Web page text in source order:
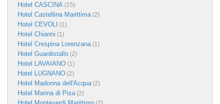
Hotel CASCINA (15)
Hotel Castellina Marittima (2)
Hotel CEVOLI (1)
Hotel Chianni (1)
Hotel Crespina Lorenzana (1)
Hotel Guardistallo (2)
Hotel LAVAIANO (1)
Hotel LUGNANO (2)
Hotel Madonna dell'Acqua (2)
Hotel Marina di Pisa (2)